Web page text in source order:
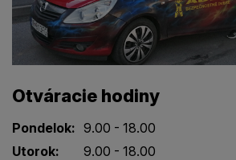
Otváracie hodiny
Pondelok: 9.00 - 18.00
Utorok:
9.00 - 18.00